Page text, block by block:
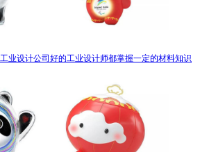
工业设计公司好的工业设计师都掌握一定的材料知识